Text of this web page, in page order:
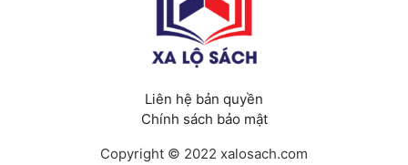
Liên hệ bản quyền
Chính sách bảo mật
Copyright © 2022 xalosach.com